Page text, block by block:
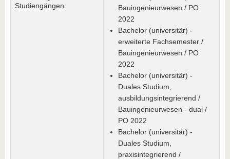
Studiengängen:
Bauingenieurwesen / PO
2022
Bachelor (universitär) -
erweiterte Fachsemester /
Bauingenieurwesen / PO
2022
Bachelor (universitär) -
Duales Studium,
ausbildungsintegrierend /
Bauingenieurwesen - dual /
PO 2022
Bachelor (universitär) -
Duales Studium,
praxisintegrierend /